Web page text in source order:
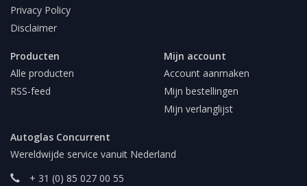
Privacy Policy
Disclaimer
Producten
Alle producten
RSS-feed
Mijn account
Account aanmaken
Mijn bestellingen
Mijn verlanglijst
Autoglas Concurrent
Wereldwijde service vanuit Nederland
+ 31 (0) 85 027 00 55